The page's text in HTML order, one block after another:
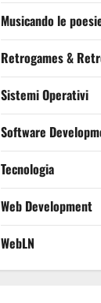
Musicando le
Retrogames &
Sistemi Operativi
Software
Tecnologia
Web Development
WebLN